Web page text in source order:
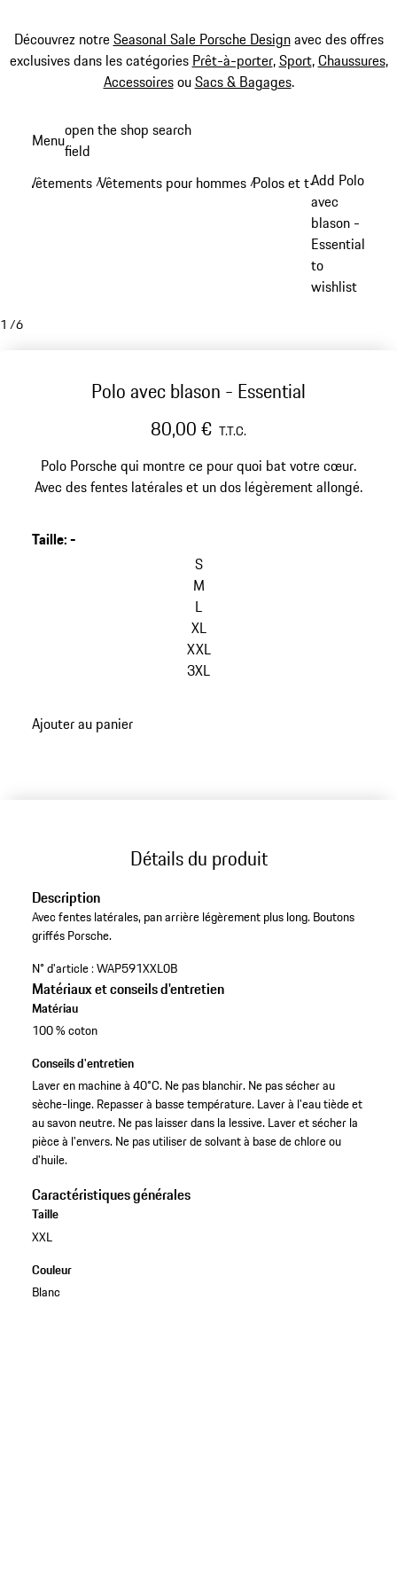
Découvrez notreSeasonal Sale Porsche Designavec des offres
exclusives dans les catégories Prêt-à-porter,Sport,Chaussures,
AccessoiresouSacs & Bagages.
principal
Menuopen the shop search
field
Vêtements /Vêtements pour hommes /Polos et t-shirts/
Add Polo
avec
blason -
Essential
to
wishlist
1 /6
Polo avec blason - Essential
80,00 € T.T.C.
Polo Porsche qui montre ce pour quoi bat votre cœur.
Avec des fentes latérales et un dos légèrement allongé.
Taille:-
S
M
L
XL
XXL
3XL
Ajouter au panier
Détails du produit
Description
Avec fentes latérales, pan arrière légèrement plus long. Boutons
griffés Porsche.
N° d'article :WAP591XXL0B
Matériaux et conseils d'entretien
Matériau
100 % coton
Conseils d'entretien
Laver en machine à 40°C. Ne pas blanchir. Ne pas sécher au
sèche-linge. Repasser à basse température. Laver à l'eau tiède et
au savon neutre. Ne pas laisser dans la lessive. Laver et sécher la
pièce à l'envers. Ne pas utiliser de solvant à base de chlore ou
d'huile.
Caractéristiques générales
Taille
XXL
Couleur
Blanc